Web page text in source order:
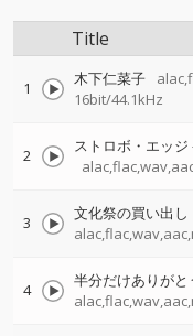
Title
1 木下仁菜子
16bit/44.1kHz
2
ストロボ・エッ
3
文化祭の買い出し
4
半分だけありがと